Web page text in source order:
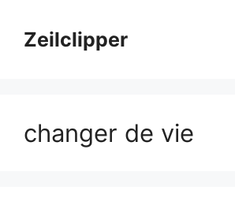
contenuZeilclipper
changer de vie